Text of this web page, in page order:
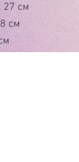
27 см
см